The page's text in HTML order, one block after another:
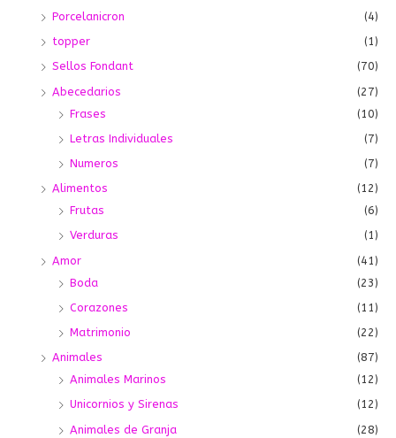
Porcelanicron
(4)
topper
(1)
Sellos Fondant
(70)
Abecedarios
(27)
Frases
(10)
Letras Individuales
(7)
Numeros
(7)
Alimentos
(12)
Frutas
(6)
Verduras
(1)
Amor
(41)
Boda
(23)
Corazones
(11)
Matrimonio
(22)
Animales
(87)
Animales Marinos
(12)
Unicornios y Sirenas
(12)
Animales de Granja
(28)